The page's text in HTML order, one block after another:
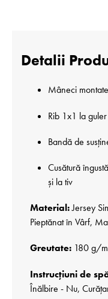
Detalii
Mâneci montate
Rib 1x1 la guler
Bandă de
Cusătură
și la tiv
Material:Jersey
Pieptănat în Vârf,
Greutate: 180 g/
Instrucțiuni de
Înălbire - Nu,